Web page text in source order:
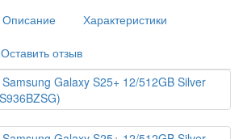
Описание Характеристики
Оставить отзыв